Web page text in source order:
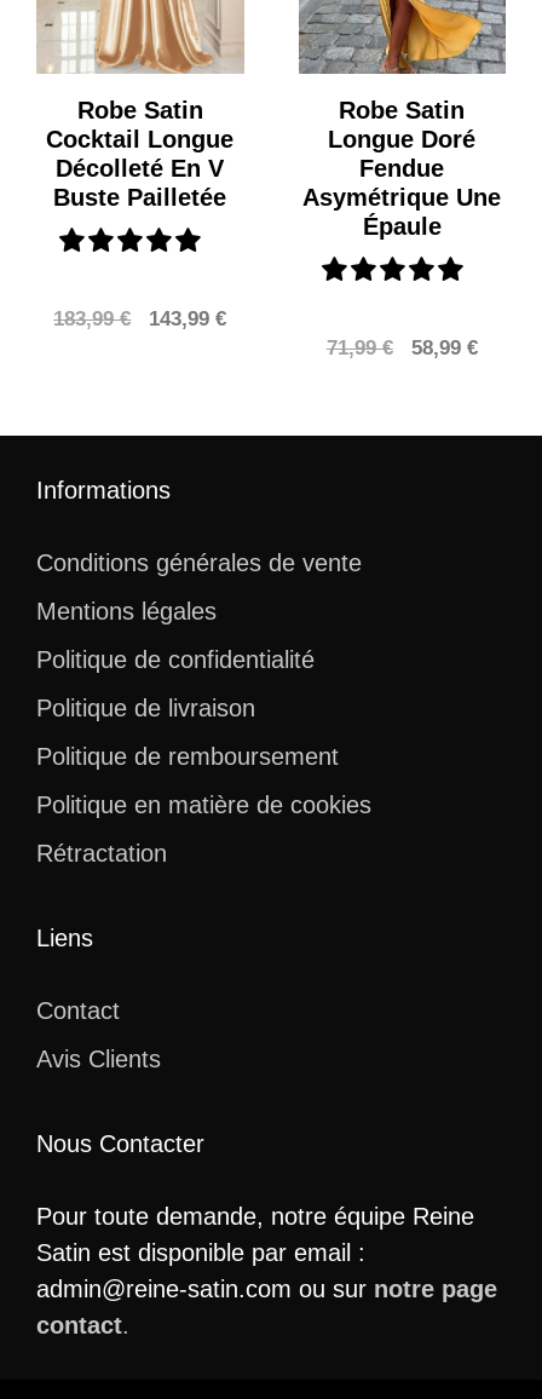
Robe Satin
Cocktail Longue
Décolleté En V
Buste Pailletée
183,99€
Le
183,99 €.
143,99€Le
143,99 €.
Robe Satin
Longue Doré
Fendue
Asymétrique Une
Épaule
71,99€
Le
était :
58,99 €Le
est :
Informations
Conditions générales de vente
Mentions légales
Politique de confidentialité
Politique de livraison
Politique de remboursement
Politique en matière de cookies
Rétractation
Liens
Contact
Avis Clients
Nous Contacter
Pour toute demande, notre équipe Reine
Satin est disponible par email :
admin@reine-satin.com ou sur notre page
contact.